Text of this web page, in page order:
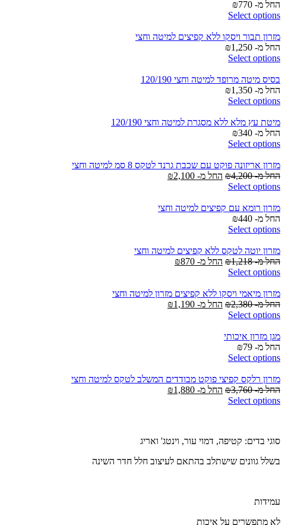
החל מ-
₪770
Select options
מזרון תבור ויסקו ללא קפיצים למיטה וחצי
החל מ-
₪1,250
Select options
בסיס מיטה מרופד למיטה וחצי 120/190
החל מ-
₪1,350
Select options
מיטת עץ מלא ללא מסגרת למיטה וחצי 120/190
החל מ-
₪340
Select options
מזרון אריזונה פוקט עם שכבת גרנד לטקס 8 סמ למיטה וחצי
החל מ-
₪4,200 החל מ- ₪2,100
Select options
מזרון רומא עם קפיצים למיטה וחצי
החל מ-
₪440
Select options
מזרון יוטה לטקס ללא קפיצים למיטה וחצי
החל מ-
₪1,218 החל מ- ₪870
Select options
מזרון מיאמי ויסקו ללא קפיצים מזרון למיטה וחצי
החל מ-
₪2,380 החל מ- ₪1,190
Select options
מגן מזרון איכותי
החל מ-
₪79
Select options
מזרון רלקס קפיצי פוקט מבודדים המשלב לטקס למיטה וחצי
החל מ-
₪3,760 החל מ- ₪1,880
Select options
סוגי בדים: קטיפה, דמוי עור, וינטג' ואריג
בשלל גוונים שישתלב בהתאם לעיצוב חלל חדר השינה
עמידות
לא מתפשרים על איכות